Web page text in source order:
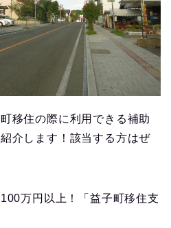
移住の際に利用できる補助
介します！該当する方はぜ
万円以上！「益子町移住支